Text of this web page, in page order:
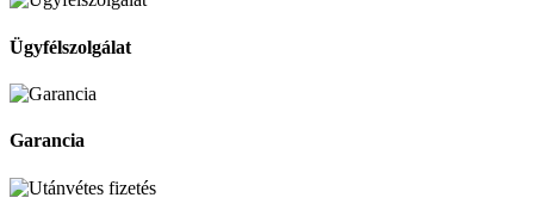
Ügyfélszolgálat
Garancia